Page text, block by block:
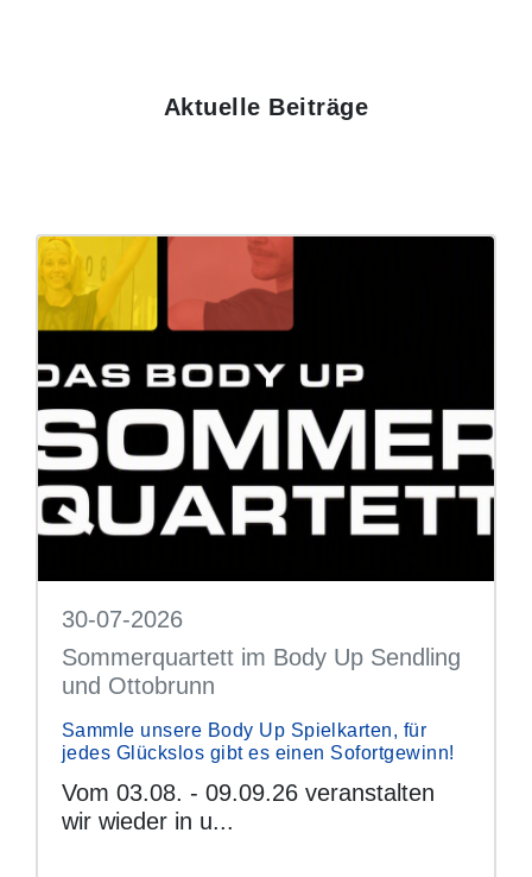
Aktuelle Beiträge
30-07-2026
Sommerquartett im Body Up Sendling
und Ottobrunn
Sammle unsere Body Up Spielkarten, für
jedes Glückslos gibt es einen Sofortgewinn!
Vom 03.08. - 09.09.26 veranstalten
wir wieder in u...